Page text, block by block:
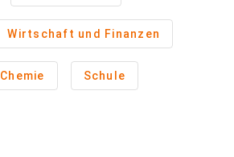
Wirtschaft und Finanzen
Chemie Schule